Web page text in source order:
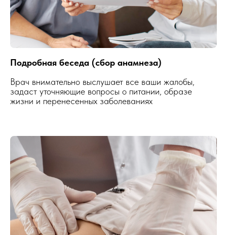
Подробная беседа (сбор анамнеза)
Врач внимательно выслушает все ваши жалобы,
задаст уточняющие вопросы о питании, образе
жизни и перенесенных заболеваниях